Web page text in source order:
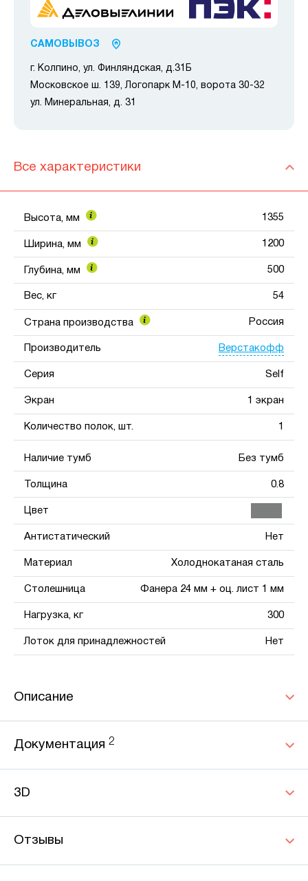
САМОВЫВОЗ
г. Колпино, ул. Финляндская, д.31Б
Московское ш. 139, Логопарк М-10, ворота 30-32
ул. Минеральная, д. 31
Все характеристики
Высота, мм 1355
Ширина, мм 1200
Глубина, мм 500
Вес, кг 54
Страна производства Россия
Производитель Верстакофф
Серия Self
Экран 1 экран
Количество полок, шт. 1
Наличие тумб Без тумб
Толщина 0.8
Цвет
Антистатический Нет
Материал Холоднокатаная сталь
Столешница Фанера 24 мм + оц. лист 1 мм
Нагрузка, кг 300
Лоток для принадлежностей Нет
Описание
Документация 2
3D
Отзывы